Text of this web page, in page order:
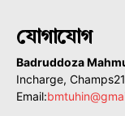
যোগাযোগ
Badruddoza
Incharge,
Email: